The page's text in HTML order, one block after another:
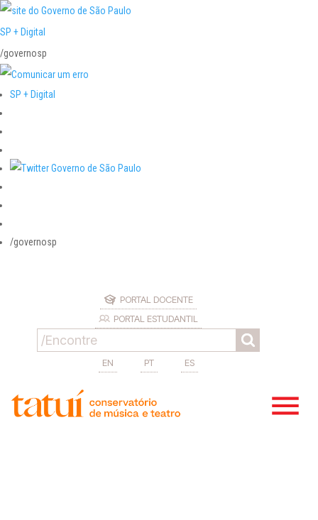
SP + Digital
/governosp
SP + Digital
/governosp
PORTAL DOCENTE
PORTAL ESTUDANTIL
EN PT ES